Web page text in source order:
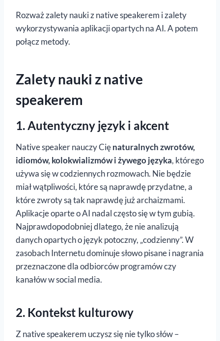
Rozważ zalety nauki z native speakerem i zalety
wykorzystywania aplikacji opartych na AI. A potem
połącz metody.
Zalety nauki z native
speakerem
1. Autentyczny język i akcent
Native speaker nauczy Cięnaturalnych zwrotów,
idiomów, kolokwializmów i żywego języka, którego
używa się w codziennych rozmowach. Nie będzie
miał wątpliwości, które są naprawdę przydatne, a
które zwroty są tak naprawdę już archaizmami.
Aplikacje oparte o AI nadal często się w tym gubią.
Najprawdopodobniej dlatego, że nie analizują
danych opartych o język potoczny, „codzienny”. W
zasobach Internetu dominuje słowo pisane i nagrania
przeznaczone dla odbiorców programów czy
kanałów w social media.
2. Kontekst kulturowy
Z native speakerem uczysz się nie tylko słów –